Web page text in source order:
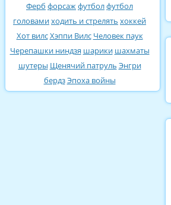
Ферб форсажфутболфутбол
головамиходить и стрелять хоккей
Хот вилсХэппи Вилс Человек паук
Черепашки ниндзя шарики шахматы
шутеры Щенячий патруль Энгри
бердзЭпоха войны